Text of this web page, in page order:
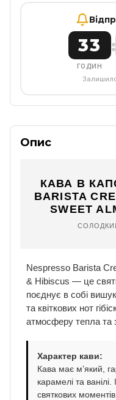
33
ГОДИН
:
Опис
КАВА В
BARISTA
SWEET
Nespresso Barista
& Hibiscus — це
поєднує в собі
та квіткових нот
атмосферу тепла та
Характер кави:
Кава має м’який,
карамелі та
святкових